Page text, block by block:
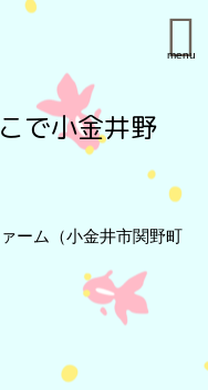
menu
で小金井野
ーム（小金井市関野町